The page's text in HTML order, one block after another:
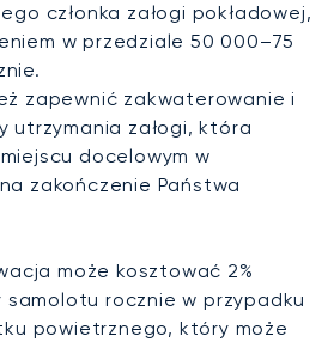
członka załogi pokładowej,
w przedziale 50 000–75
zapewnić zakwaterowanie i
utrzymania załogi, która
docelowym w
zakończenie Państwa
może kosztować 2%
rocznie w przypadku
powietrznego, który może